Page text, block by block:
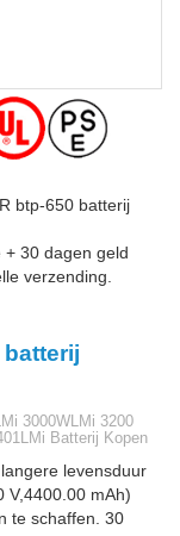
btp-650 batterij
30 dagen geld
verzending.
batterij
3000WLMi 3200
Batterij Kopen
levensduur
V,4400.00 mAh)
te schaffen. 30